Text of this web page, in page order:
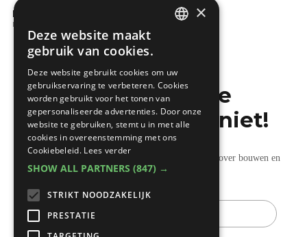
Hoe kies ik een inloopdouche?
De badkamer
Mis de laatste
bouwnieuwtjes niet!
Ontvang onze wekelijkse updates vol nuttige tips over bouwen en
verbouwen.
E-
mail
×
Deze website maakt
gebruik van cookies.
Deze website gebruikt cookies om uw
gebruikservaring te verbeteren. Cookies
worden gebruikt voor het tonen van
gepersonaliseerde advertenties. Door onze
website te gebruiken, stemt u in met alle
cookies in overeenstemming met ons
Cookiebeleid. Lees verder
SHOW ALL PARTNERS (847) →
STRIKT NOODZAKELIJK
PRESTATIE